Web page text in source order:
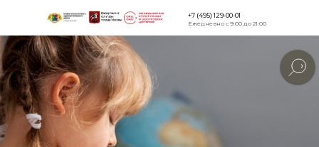
Версия для
+7 (495) 129-00-01
Ежедневно с 9:00 до 21:00